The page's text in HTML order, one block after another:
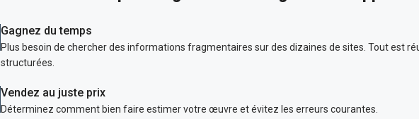
Gagnez du temps
Plus besoin de chercher des informations fragmentaires sur des dizaines de sites. Tout est
structurées.
Vendez au juste prix
Déterminez comment bien faire estimer votre œuvre et évitez les erreurs courantes.